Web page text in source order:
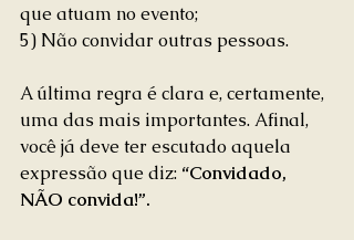
que atuam no evento;
5) Não convidar outras pessoas.
A última regra é clara e, certamente,
uma das mais importantes. Afinal,
você já deve ter escutado aquela
expressão que diz: “Convidado,
NÃO convida!”.